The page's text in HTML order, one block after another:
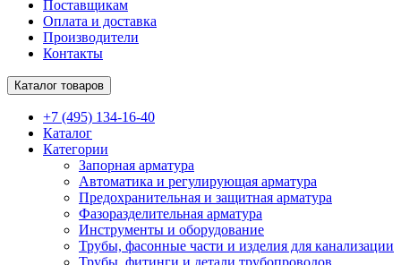
Поставщикам
Оплата и доставка
Производители
Контакты
Каталог товаров
+7 (495) 134-16-40
Каталог
Категории
Запорная арматура
Автоматика и регулирующая арматура
Предохранительная и защитная арматура
Фазоразделительная арматура
Инструменты и оборудование
Трубы, фасонные части и изделия для канализации
Трубы, фитинги и детали трубопроводов